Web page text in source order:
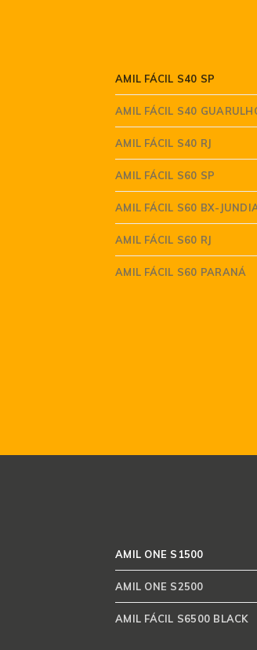
AMIL FÁCIL S40 SP
AMIL FÁCIL S40
AMIL FÁCIL S40 RJ
AMIL FÁCIL S60 SP
AMIL FÁCIL S60 BX-
AMIL FÁCIL S60 RJ
AMIL FÁCIL S60 PARANÁ
AMIL ONE S1500
AMIL ONE S2500
AMIL FÁCIL S6500 BLACK